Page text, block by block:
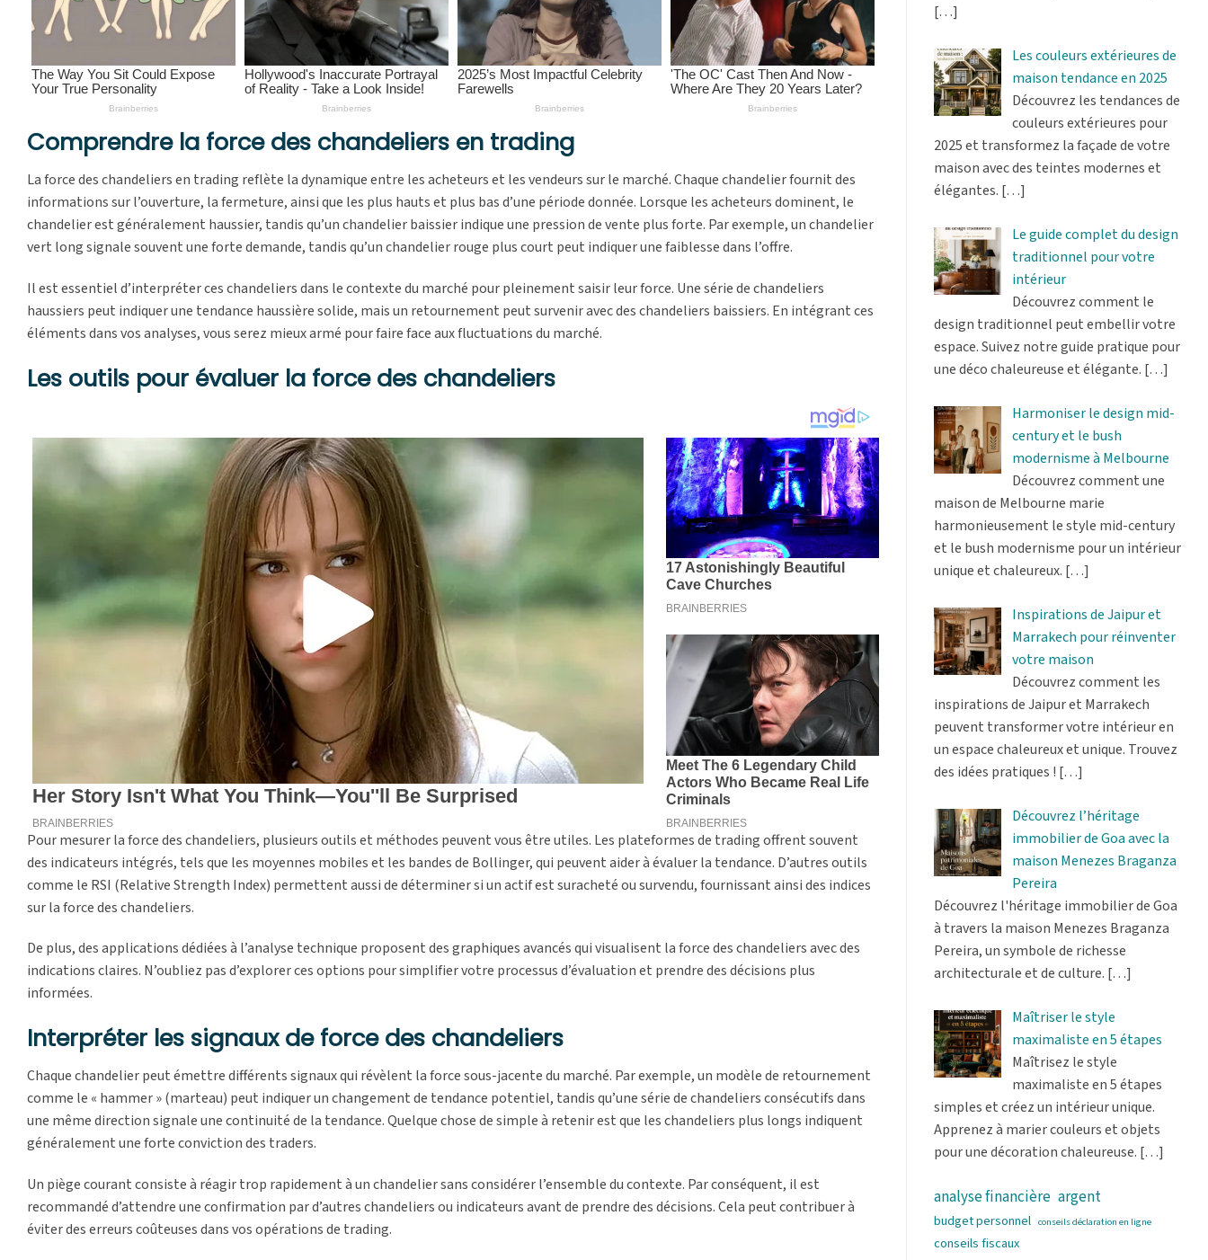
Comprendre la force des chandeliers en trading
La force des chandeliers en trading reflète la dynamique entre les acheteurs et les vendeurs sur le marché. Chaque chandelier fournit des
informations sur l’ouverture, la fermeture, ainsi que les plus hauts et plus bas d’une période donnée. Lorsque les acheteurs dominent, le
chandelier est généralement haussier, tandis qu’un chandelier baissier indique une pression de vente plus forte. Par exemple, un chandelier
vert long signale souvent une forte demande, tandis qu’un chandelier rouge plus court peut indiquer une faiblesse dans l’offre.
Il est essentiel d’interpréter ces chandeliers dans le contexte du marché pour pleinement saisir leur force. Une série de chandeliers
haussiers peut indiquer une tendance haussière solide, mais un retournement peut survenir avec des chandeliers baissiers. En intégrant ces
éléments dans vos analyses, vous serez mieux armé pour faire face aux fluctuations du marché.
Les outils pour évaluer la force des chandeliers
Pour mesurer la force des chandeliers, plusieurs outils et méthodes peuvent vous être utiles. Les plateformes de trading offrent souvent
des indicateurs intégrés, tels que les moyennes mobiles et les bandes de Bollinger, qui peuvent aider à évaluer la tendance. D’autres outils
comme le RSI (Relative Strength Index) permettent aussi de déterminer si un actif est suracheté ou survendu, fournissant ainsi des indices
sur la force des chandeliers.
De plus, des applications dédiées à l’analyse technique proposent des graphiques avancés qui visualisent la force des chandeliers avec des
indications claires. N’oubliez pas d’explorer ces options pour simplifier votre processus d’évaluation et prendre des décisions plus
informées.
Interpréter les signaux de force des chandeliers
Chaque chandelier peut émettre différents signaux qui révèlent la force sous-jacente du marché. Par exemple, un modèle de retournement
comme le « hammer » (marteau) peut indiquer un changement de tendance potentiel, tandis qu’une série de chandeliers consécutifs dans
une même direction signale une continuité de la tendance. Quelque chose de simple à retenir est que les chandeliers plus longs indiquent
généralement une forte conviction des traders.
Un piège courant consiste à réagir trop rapidement à un chandelier sans considérer l’ensemble du contexte. Par conséquent, il est
recommandé d’attendre une confirmation par d’autres chandeliers ou indicateurs avant de prendre des décisions. Cela peut contribuer à
éviter des erreurs coûteuses dans vos opérations de trading.
[…]
Les couleurs extérieures de
maison tendance en 2025
Découvrez les tendances de
couleurs extérieures pour
2025 et transformez la façade de votre
maison avec des teintes modernes et
élégantes. […]
Le guide complet du design
traditionnel pour votre
intérieur
Découvrez comment le
design traditionnel peut embellir votre
espace. Suivez notre guide pratique pour
une déco chaleureuse et élégante. […]
Harmoniser le design mid-
century et le bush
modernisme à Melbourne
Découvrez comment une
maison de Melbourne marie
harmonieusement le style mid-century
et le bush modernisme pour un intérieur
unique et chaleureux. […]
Inspirations de Jaipur et
Marrakech pour réinventer
votre maison
Découvrez comment les
inspirations de Jaipur et Marrakech
peuvent transformer votre intérieur en
un espace chaleureux et unique. Trouvez
des idées pratiques ! […]
Découvrez l’héritage
immobilier de Goa avec la
maison Menezes Braganza
Pereira
Découvrez l'héritage immobilier de Goa
à travers la maison Menezes Braganza
Pereira, un symbole de richesse
architecturale et de culture. […]
Maîtriser le style
maximaliste en 5 étapes
Maîtrisez le style
maximaliste en 5 étapes
simples et créez un intérieur unique.
Apprenez à marier couleurs et objets
pour une décoration chaleureuse. […]
analyse financière argent
budget personnel conseils déclaration en ligne
conseils fiscaux